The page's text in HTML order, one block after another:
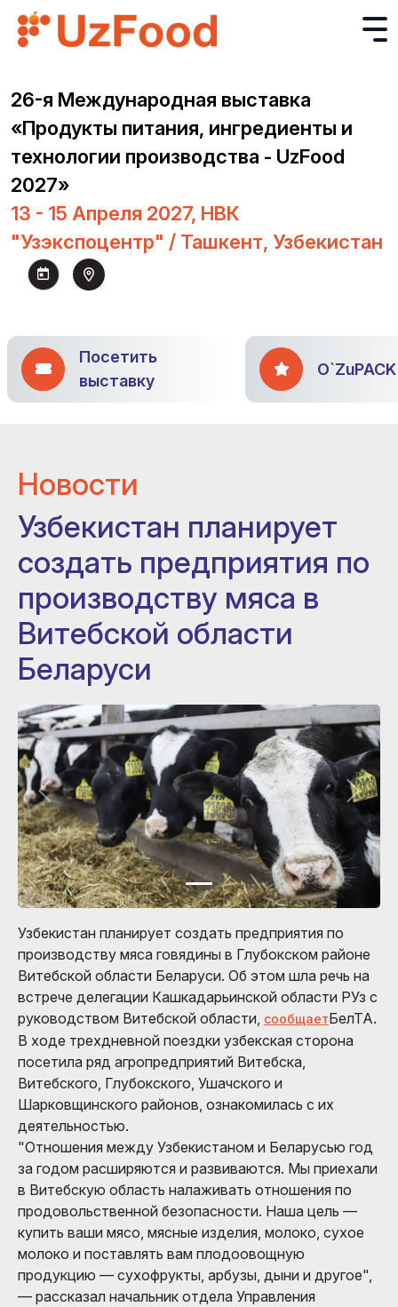
26-я Международная выставка
«Продукты питания, ингредиенты и
технологии производства - UzFood
2027»
13 - 15 Апреля 2027, НВК
"Узэкспоцентр" / Ташкент, Узбекистан
Посетить
выставку
O`ZuPACK
Новости
Узбекистан планирует
создать предприятия по
производству мяса в
Витебской области
Беларуси
Узбекистан планирует создать предприятия по
производству мяса говядины в Глубокском районе
Витебской области Беларуси. Об этом шла речь на
встрече делегации Кашкадарьинской области РУз с
руководством Витебской области, сообщаетБелТА.
В ходе трехдневной поездки узбекская сторона
посетила ряд агропредприятий Витебска,
Витебского, Глубокского, Ушачского и
Шарковщинского районов, ознакомилась с их
деятельностью.
"Отношения между Узбекистаном и Беларусью год
за годом расширяются и развиваются. Мы приехали
в Витебскую область налаживать отношения по
продовольственной безопасности. Наша цель —
купить ваши мясо, мясные изделия, молоко, сухое
молоко и поставлять вам плодоовощную
продукцию — сухофрукты, арбузы, дыни и другое",
— рассказал начальник отдела Управления